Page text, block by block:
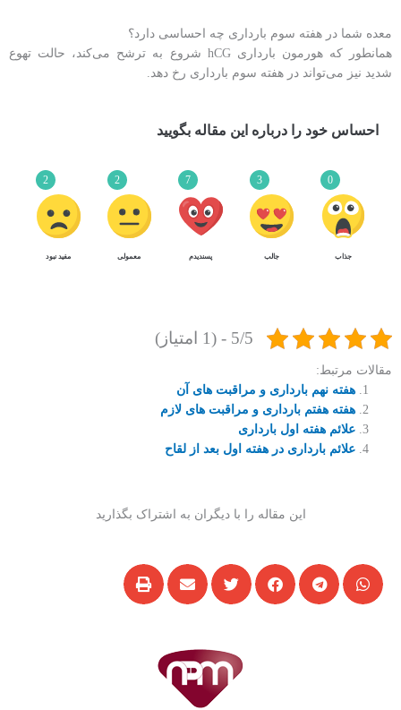
معده شما در هفته سوم بارداری چه احساسی دارد؟
همانطور که هورمون بارداری hCG شروع به ترشح می‌کند، حالت تهوع
شدید نیز می‌تواند در هفته سوم بارداری رخ دهد.
احساس خود را درباره این مقاله بگویید
0
جذاب
3
جالب
7
پسندیدم
2
معمولی
2
مفید نبود
5/5 - (1 امتیاز)
مقالات مرتبط:
هفته نهم بارداری و مراقبت های آن
هفته هفتم بارداری و مراقبت های لازم
علائم هفته اول بارداری
علائم بارداری در هفته اول بعد از لقاح
این مقاله را با دیگران به اشتراک بگذارید